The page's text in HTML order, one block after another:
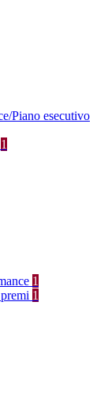
Piano esecutivo
1
1
1